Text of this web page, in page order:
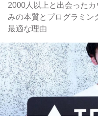
2000人以上と出会った
みの本質とプログラミン
最適な理由